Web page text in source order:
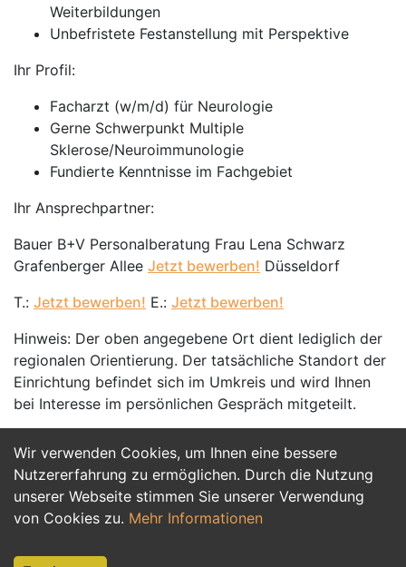
Wir verwenden Cookies, um Ihnen eine bessere
Nutzererfahrung zu ermöglichen. Durch die Nutzung
unserer Webseite stimmen Sie unserer Verwendung
von Cookies zu. Mehr Informationen
Weiterbildungen
Unbefristete Festanstellung mit Perspektive
Ihr Profil:
Facharzt (w/m/d) für Neurologie
Gerne Schwerpunkt Multiple
Sklerose/Neuroimmunologie
Fundierte Kenntnisse im Fachgebiet
Ihr Ansprechpartner:
Bauer B+V Personalberatung Frau Lena Schwarz
Grafenberger Allee Jetzt bewerben! Düsseldorf
T.: Jetzt bewerben! E.: Jetzt bewerben!
Hinweis: Der oben angegebene Ort dient lediglich der
regionalen Orientierung. Der tatsächliche Standort der
Einrichtung befindet sich im Umkreis und wird Ihnen
bei Interesse im persönlichen Gespräch mitgeteilt.
Jetzt Bewerben